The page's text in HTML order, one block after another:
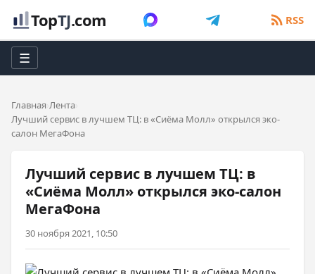
TopTJ.com RSS
☰
Главная Лента
Лучший сервис в лучшем ТЦ: в «Сиёма Молл» открылся эко-
салон МегаФона
Лучший сервис в лучшем ТЦ: в
«Сиёма Молл» открылся эко-салон
МегаФона
30 ноября 2021, 10:50